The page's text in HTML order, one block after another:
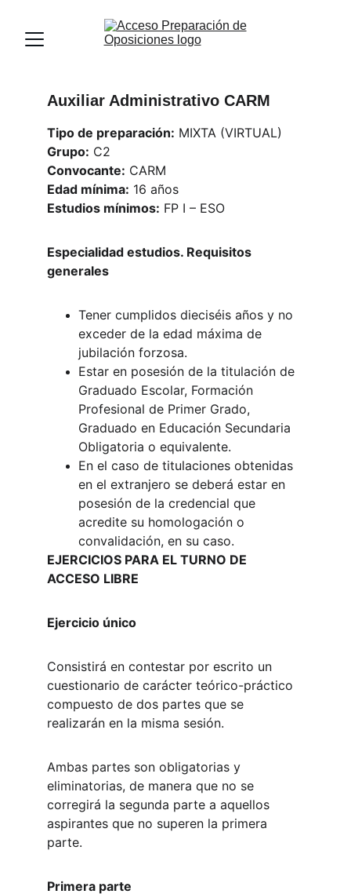
Auxiliar Administrativo CARM
Tipo de preparación: MIXTA (VIRTUAL)
Grupo: C2
Convocante: CARM
Edad mínima: 16 años
Estudios mínimos: FP I – ESO
Especialidad estudios. Requisitos
generales
Tener cumplidos dieciséis años y no
exceder de la edad máxima de
jubilación forzosa.
Estar en posesión de la titulación de
Graduado Escolar, Formación
Profesional de Primer Grado,
Graduado en Educación Secundaria
Obligatoria o equivalente.
En el caso de titulaciones obtenidas
en el extranjero se deberá estar en
posesión de la credencial que
acredite su homologación o
convalidación, en su caso.
EJERCICIOS PARA EL TURNO DE
ACCESO LIBRE
Ejercicio único
Consistirá en contestar por escrito un
cuestionario de carácter teórico-práctico
compuesto de dos partes que se
realizarán en la misma sesión.
Ambas partes son obligatorias y
eliminatorias, de manera que no se
corregirá la segunda parte a aquellos
aspirantes que no superen la primera
parte.
Primera parte